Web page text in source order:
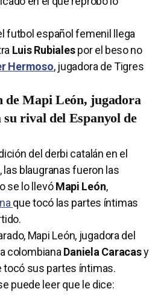
futbol español femenil llega
Luis Rubialespor el beso no
Hermoso, jugadora de Tigres
de Mapi León, jugadora
rival del Espanyol de
del derbi catalán en el
, las blaugranas fueron las
se lo llevóMapi León,
que tocó las partes íntimas
Mapi León, jugadora del
colombianaDaniela Caracasy
tocó sus partes íntimas.
puede leer que le dice: